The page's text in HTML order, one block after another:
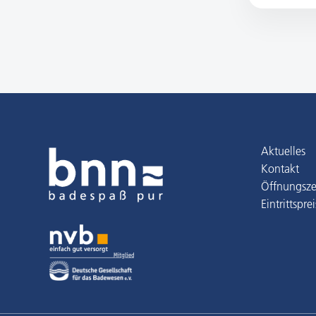
Aktuelles
Kontakt